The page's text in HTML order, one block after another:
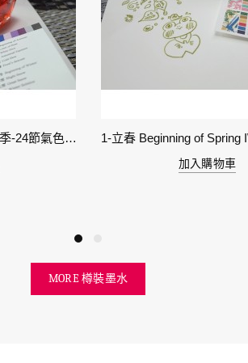
6-穀雨 Grain Rain IWI -春季-24節氣色澤鋼筆墨水
加入購物車
MORE 樽裝墨水